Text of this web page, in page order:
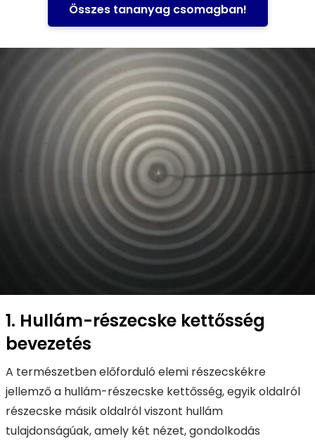
Összes tananyag csomagban!
1. Hullám-részecske kettősség
bevezetés
A természetben előforduló elemi részecskékre
jellemző a hullám-részecske kettősség, egyik oldalról
részecske másik oldalról viszont hullám
tulajdonságúak, amely két nézet, gondolkodás